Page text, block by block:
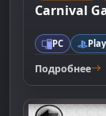
Carnival
PC
Подробнее